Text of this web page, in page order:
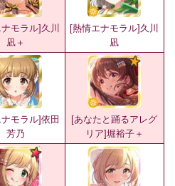
モラル]久川
凪＋
[熱情エナモラル]久川
凪
モラル]依田
芳乃
[あなたと踊るアレグ
リア]堀裕子＋